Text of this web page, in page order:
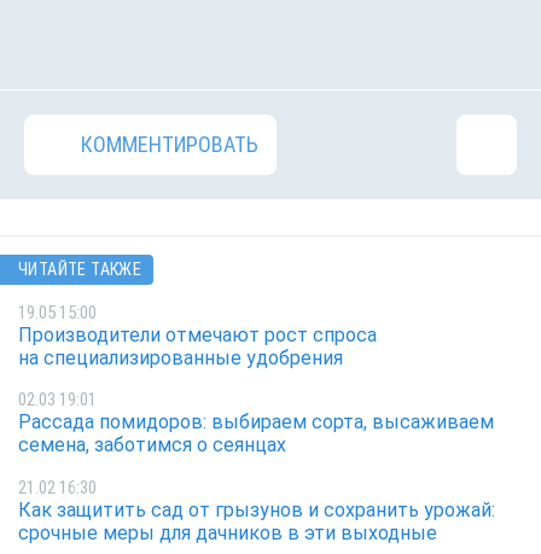
КОММЕНТИРОВАТЬ
ЧИТАЙТЕ ТАКЖЕ
19.05 15:00
Производители отмечают рост спроса
на специализированные удобрения
02.03 19:01
Рассада помидоров: выбираем сорта, высаживаем
семена, заботимся о сеянцах
21.02 16:30
Как защитить сад от грызунов и сохранить урожай:
срочные меры для дачников в эти выходные